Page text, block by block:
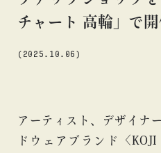
チャート 高輪」で
(2025.10.06)
アーティスト、デザイナ
ドウェアブランド〈